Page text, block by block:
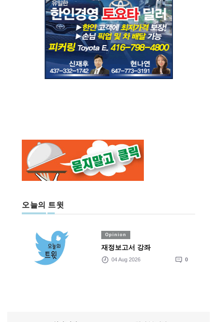
오늘의 트윗
Opinion
재정보고서 강좌
04 Aug 2026 0